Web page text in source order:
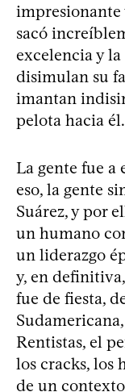
impresionante
sacó
excelencia y
disimulan su
imantan
pelota hacia él.
La gente fue a
eso, la gente
Suárez, y por
un humano
un liderazgo
y, en
fue de fiesta,
Rentistas, el
los cracks, los
de un